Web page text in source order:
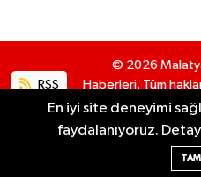
RSS
© 2026
Haberleri. Tüm
Haber
En iyi site deneyimi
faydalanıyoruz.